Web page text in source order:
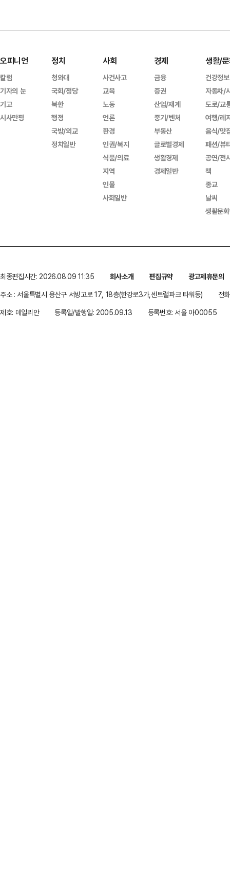
오피니언
칼럼
기자의 눈
기고
시사만평
정치
청와대
국회/정당
북한
행정
국방/외교
정치일반
사회
사건사고
교육
노동
언론
환경
인권/복지
식품/의료
지역
인물
사회일반
경제
금융
증권
산업/재계
중기/벤처
부동산
글로벌경제
생활경제
경제일반
생활/
건강정보
자동차/
도로/교
여행/레
음식/맛
패션/뷰
공연/전
책
종교
날씨
생활문
최종편집시간: 2026.08.09 11:35 회사소개 편집규약
광고제휴문의
주소 : 서울특별시 용산구 서빙고로 17, 18층(한강로3가,센트럴파크 타워동)
전
제호: 데일리안
등록일/발행일: 2005.09.13 등록번호: 서울 아00055